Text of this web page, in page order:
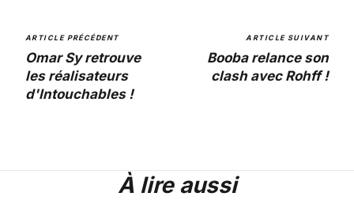
ARTICLE PRÉCÉDENT
Omar Sy retrouve
les réalisateurs
d'Intouchables !
ARTICLE SUIVANT
Booba relance son
clash avec Rohff !
À lire aussi